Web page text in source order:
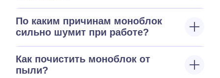
По каким причинам моноблок
сильно шумит при работе?
Как почистить моноблок от
пыли?